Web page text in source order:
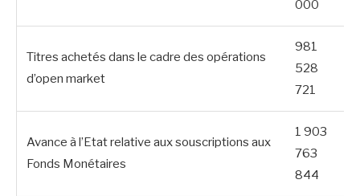
000
Titres achetés dans le cadre des opérations
d’open market
981
528
721
Avance à l’Etat relative aux souscriptions aux
Fonds Monétaires
1 903
763
844